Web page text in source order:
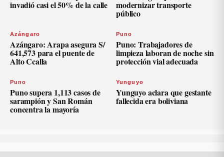
invadió casi el 50% de la calle modernizar transporte
público
Azángaro
Azángaro: Arapa asegura S/
641,573 para el puente de
Alto Ccalla
Puno
Puno: Trabajadores de
limpieza laboran de noche sin
protección vial adecuada
Puno
Puno supera 1,113 casos de
sarampión y San Román
concentra la mayoría
Yunguyo
Yunguyo aclara que gestante
fallecida era boliviana